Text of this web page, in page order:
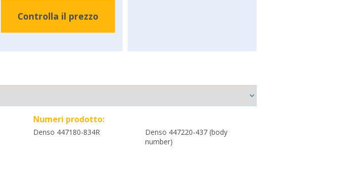
Controlla il prezzo
Numeri prodotto:
Denso 447180-834R
Denso 447220-437 (body
number)